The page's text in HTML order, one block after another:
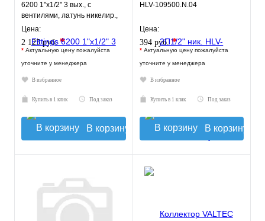
6200 1"х1/2" 3 вых., c
вентилями, латунь никелир.,
красный регулятор
Цена:
2 125 руб. *
* Актуальную цену пожалуйста
уточните у менеджера
В избранное
Купить в 1 клик Под заказ
В корзину
HLV-109500.N.04
Цена:
394 руб.*
* Актуальную цену пожалуйста
уточните у менеджера
В избранное
Купить в 1 клик Под заказ
В корзину